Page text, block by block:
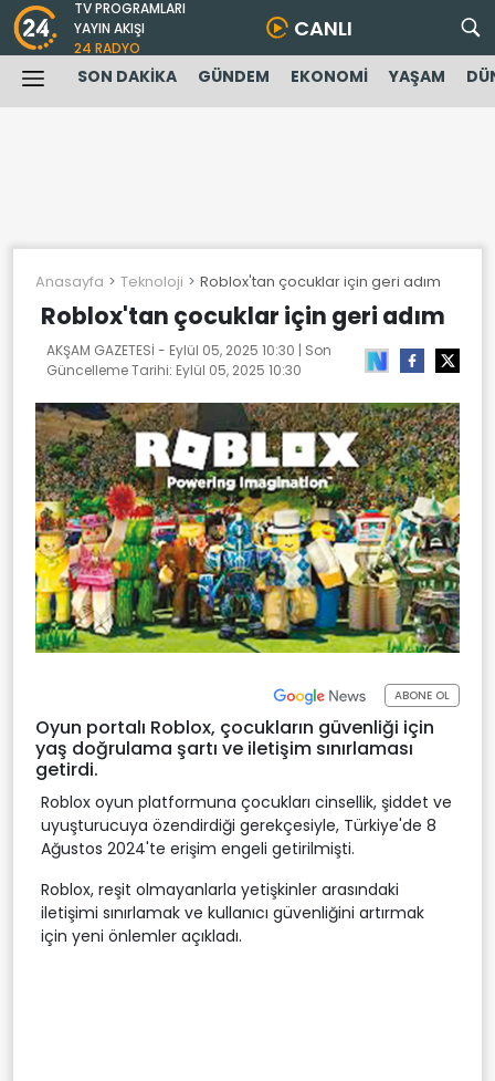
TV PROGRAMLARI
YAYIN AKIŞI
24 RADYO
CANLI
SON DAKİKA GÜNDEM EKONOMİ YAŞAM
Anasayfa Teknoloji Roblox'tan çocuklar için geri adım
Roblox'tan çocuklar için geri adım
AKŞAM GAZETESİ - Eylül 05, 2025 10:30 | Son
Güncelleme Tarihi: Eylül 05, 2025 10:30
ABONE OL
Oyun portalı Roblox, çocukların güvenliği için
yaş doğrulama şartı ve iletişim sınırlaması
getirdi.
Roblox oyun platformuna çocukları cinsellik, şiddet ve
uyuşturucuya özendirdiği gerekçesiyle, Türkiye'de 8
Ağustos 2024'te erişim engeli getirilmişti.
Roblox, reşit olmayanlarla yetişkinler arasındaki
iletişimi sınırlamak ve kullanıcı güvenliğini artırmak
için yeni önlemler açıkladı.